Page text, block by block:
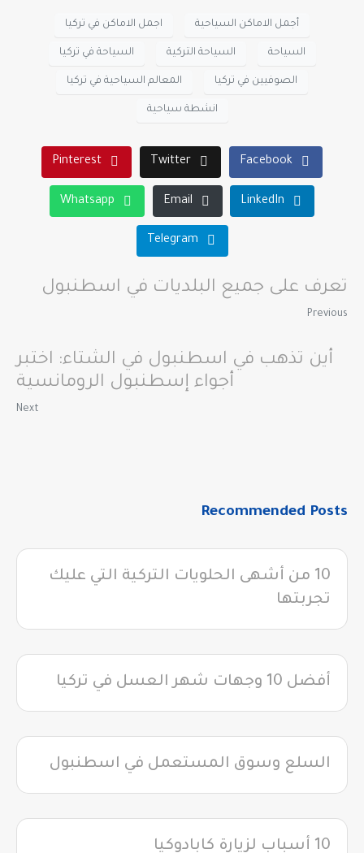
أجمل الاماكن السياحية اجمل الاماكن في تركيا
السياحة السياحة التركية السياحة في تركيا
الصوفيين في تركيا المعالم السياحية في تركيا
انشطة سياحية
Facebook
Twitter
Pinterest
LinkedIn
Email
Whatsapp
Telegram
تعرف على جميع البلديات في اسطنبول
Previous
أين تذهب في اسطنبول في الشتاء: اختبر
أجواء إسطنبول الرومانسية
Next
Recommended Posts
10 من أشهى الحلويات التركية التي عليك
تجربتها
أفضل 10 وجهات شهر العسل في تركيا
السلع وسوق المستعمل في اسطنبول
10 أسباب لزيارة كابادوكيا